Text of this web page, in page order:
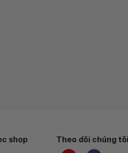
shop Theo dõi chúng tôi